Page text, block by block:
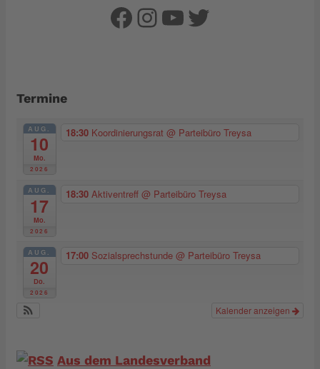
Facebook
Instagram
YouTube
Twitter
Termine
AUG.
10
Mo.
2026
18:30 Koordinierungsrat @ Parteibüro Treysa
AUG.
17
Mo.
2026
18:30 Aktiventreff @ Parteibüro Treysa
AUG.
20
Do.
2026
17:00 Sozialsprechstunde @ Parteibüro Treysa
Kalender anzeigen
Aus dem Landesverband